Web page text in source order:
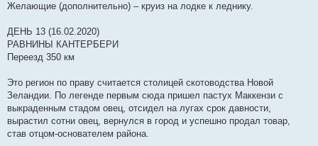
Желающие (дополнительно) – круиз на лодке к леднику.
ДЕНЬ 13 (16.02.2020)
РАВНИНЫ КАНТЕРБЕРИ
Переезд 350 км
Это регион по праву считается столицей скотоводства Новой
Зеландии. По легенде первым сюда пришел пастух Маккензи с
выкраденным стадом овец, отсидел на лугах срок давности,
вырастил сотни овец, вернулся в город и успешно продал товар,
став отцом-основателем района.